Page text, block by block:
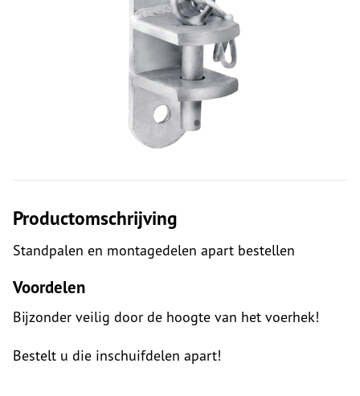
Productomschrijving
Standpalen en montagedelen apart bestellen
Voordelen
Bijzonder veilig door de hoogte van het voerhek!
Bestelt u die inschuifdelen apart!